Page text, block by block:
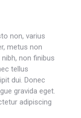
non, varius
metus non
non finibus
tellus
dui. Donec
gravida eget.
adipiscing